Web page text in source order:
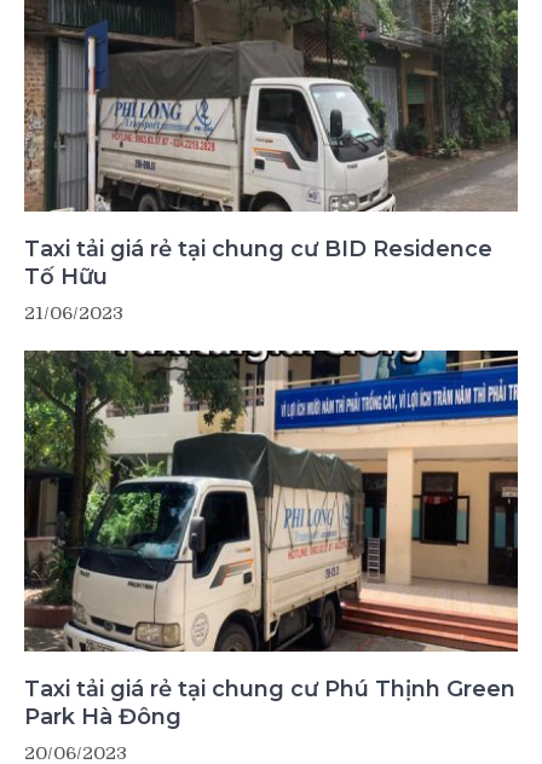
Taxi tải giá rẻ tại chung cư BID Residence
Tố Hữu
21/06/2023
Taxi tải giá rẻ tại chung cư Phú Thịnh Green
Park Hà Đông
20/06/2023